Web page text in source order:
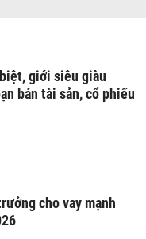
giới siêu giàu
bán tài sản, cổ phiếu
cho vay mạnh